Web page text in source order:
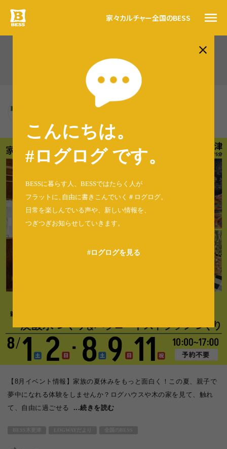
家々カルチャー全国のBESS
トップ
BESSの思い
BESSカルチャー
家々
暮らす人
#ログログ
全国のBESS
資料請求
法人の方へ
BESS木更津（323）
【8月イベント情報】家族の夏休みをもっと面白く！この夏、親子で
夢中になれる体験をしませんか？ログハウスや木の家を見て、触れ
て、自由に過ごせる
...続きを読む
こんにちは。
#ログログ です。
BESSに暮らす人、BESSではたらく人が
フラットに、自由に書きこんでいく＃ログログ。
日常を楽しんでいる声や、新しい情報を、
つぎつぎお知らせしていきます。
#ログログを見る